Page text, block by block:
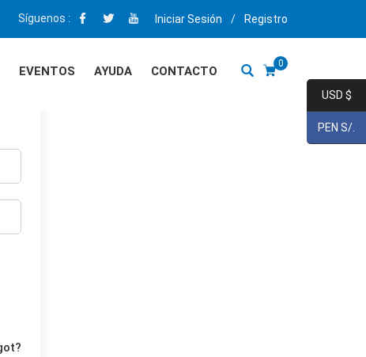
Síguenos : Iniciar Sesión / Registro
0
EVENTOS AYUDA CONTACTO
USD $
PEN S/.